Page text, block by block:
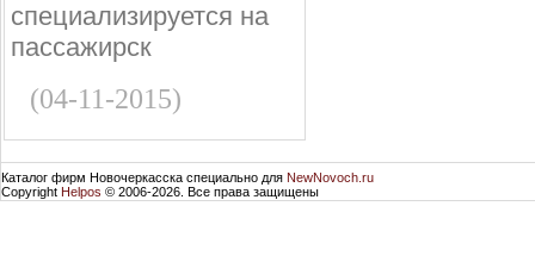
специализируется на
пассажирск
(04-11-2015)
Каталог фирм Новочеркасска специально для NewNovoch.ru
Copyright Helpos © 2006-2026. Все права защищены